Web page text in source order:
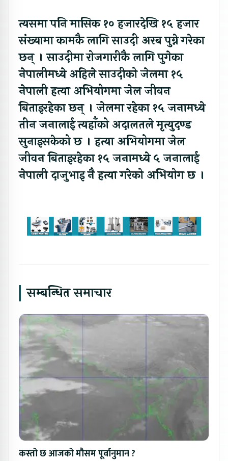
त्यसमा पनि मासिक १० हजारदेखि १५ हजार
संख्यामा कामकै लागि साउदी अरब पुग्ने गरेका
छन् । साउदीमा रोजगारीकै लागि पुगेका
नेपालीमध्ये अहिले साउदीको जेलमा १५
नेपाली हत्या अभियोगमा जेल जीवन
बिताइरहेका छन् । जेलमा रहेका १५ जनामध्ये
तीन जनालाई त्यहाँको अदालतले मृत्युदण्ड
सुनाइसकेको छ । हत्या अभियोगमा जेल
जीवन बिताइरहेका १५ जनामध्ये ५ जनालाई
नेपाली दाजुभाइ नै हत्या गरेको अभियोग छ ।
सम्बन्धित समाचार
कस्तो छ आजको मौसम पूर्वानुमान ?